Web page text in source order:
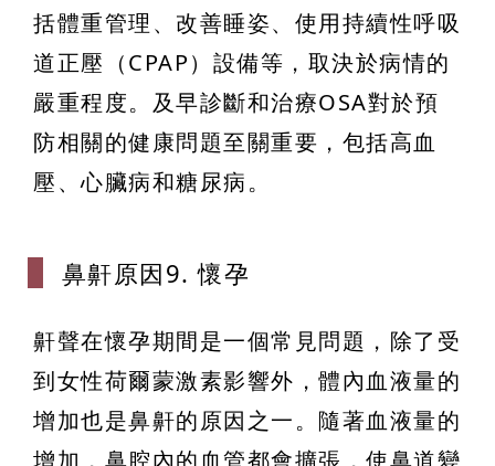
括體重管理、改善睡姿、使用持續性呼吸
道正壓（CPAP）設備等，取決於病情的
嚴重程度。及早診斷和治療OSA對於預
防相關的健康問題至關重要，包括高血
壓、心臟病和糖尿病。
鼻鼾原因9. 懷孕
鼾聲在懷孕期間是一個常見問題，除了受
到女性荷爾蒙激素影響外，體內血液量的
增加也是鼻鼾的原因之一。隨著血液量的